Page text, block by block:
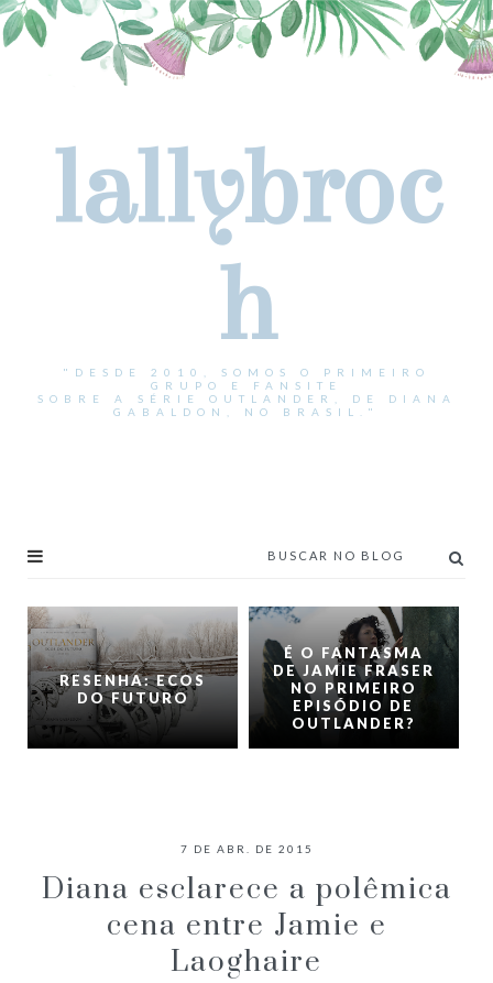
lallybroc
h
"DESDE 2010, SOMOS O PRIMEIRO
GRUPO E FANSITE
SOBRE A SÉRIE OUTLANDER, DE DIANA
GABALDON, NO BRASIL."
RESENHA: ECOS
DO FUTURO
É O FANTASMA
DE JAMIE FRASER
NO PRIMEIRO
EPISÓDIO DE
OUTLANDER?
7 DE ABR. DE 2015
Diana esclarece a polêmica
cena entre Jamie e
Laoghaire